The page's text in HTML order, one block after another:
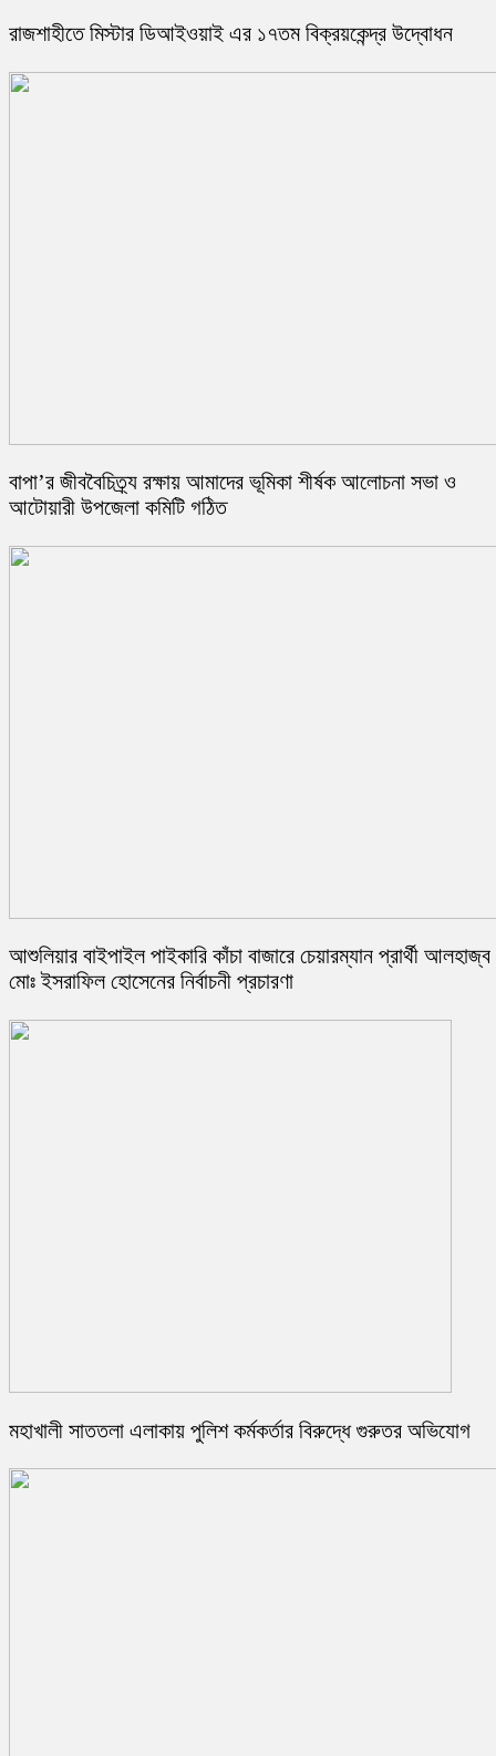
রাজশাহীতে মিস্টার ডিআইওয়াই এর ১৭তম বিক্রয়কেন্দ্র উদ্বোধন
বাপা’র ‎জীববৈচিত্র্য রক্ষায় আমাদের ভূমিকা শীর্ষক আলোচনা সভা ও
আটোয়ারী উপজেলা কমিটি গঠিত
আশুলিয়ার বাইপাইল পাইকারি কাঁচা বাজারে চেয়ারম্যান প্রার্থী আলহাজ্ব
মোঃ ইসরাফিল হোসেনের নির্বাচনী প্রচারণা
মহাখালী সাততলা এলাকায় পুলিশ কর্মকর্তার বিরুদ্ধে গুরুতর অভিযোগ